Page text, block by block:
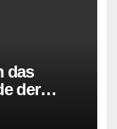
das
der